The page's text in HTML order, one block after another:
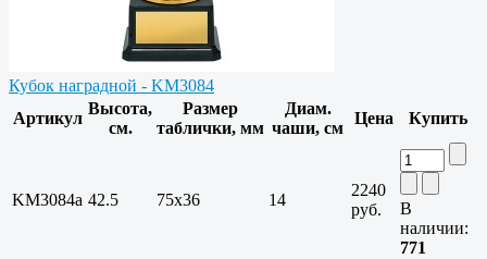
Кубок наградной - KM3084
Артикул
Высота,
см.
Размер
таблички, мм
Диам.
чаши, см
Цена Купить
KM3084a 42.5 75х36 14
2240
руб.
В
наличии:
771